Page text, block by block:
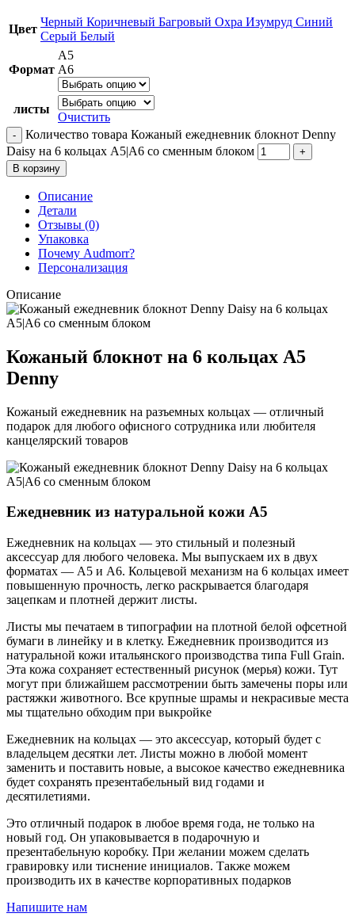
Цвет
Черный Коричневый Багровый Охра Изумруд Синий
Серый Белый
Формат
А5
А6
листы
Очистить
Количество товара Кожаный ежедневник блокнот Denny
Daisy на 6 кольцах А5|A6 со сменным блоком
В корзину
Описание
Детали
Отзывы (0)
Упаковка
Почему Audmorr?
Персонализация
Описание
Кожаный блокнот на 6 кольцах А5
Denny
Кожаный ежедневник на разъемных кольцах — отличный
подарок для любого офисного сотрудника или любителя
канцелярский товаров
Ежедневник из натуральной кожи А5
Ежедневник на кольцах — это стильный и полезный
аксессуар для любого человека. Мы выпускаем их в двух
форматах — А5 и А6. Кольцевой механизм на 6 кольцах имеет
повышенную прочность, легко раскрывается благодаря
зацепкам и плотней держит листы.
Листы мы печатаем в типографии на плотной белой офсетной
бумаги в линейку и в клетку. Ежедневник производится из
натуральной кожи итальянского производства типа Full Grain.
Эта кожа сохраняет естественный рисунок (мерья) кожи. Тут
могут при ближайшем рассмотрении быть замечены поры или
растяжки животного. Все крупные шрамы и некрасивые места
мы тщательно обходим при выкройке
Ежедневник на кольцах — это аксессуар, который будет с
владельцем десятки лет. Листы можно в любой момент
заменить и поставить новые, а высокое качество ежедневника
будет сохранять презентабельный вид годами и
десятилетиями.
Это отличный подарок в любое время года, не только на
новый год. Он упаковывается в подарочную и
презентабельную коробку. При желании можем сделать
гравировку или тиснение инициалов. Также можем
производить их в качестве корпоративных подарков
Напишите нам